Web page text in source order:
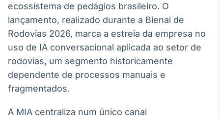
Broadcast
Wallboard
Conteúdos e
dados para
displays e telas
ecossistema de pedágios brasileiro. O
lançamento, realizado durante a Bienal de
Rodovias 2026, marca a estreia da empresa no
uso de IA conversacional aplicada ao setor de
rodovias, um segmento historicamente
dependente de processos manuais e
fragmentados.
A MIA centraliza num único canal